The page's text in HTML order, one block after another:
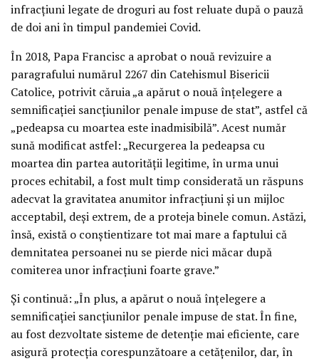
infracțiuni legate de droguri au fost reluate după o pauză
de doi ani în timpul pandemiei Covid.
În 2018, Papa Francisc a aprobat o nouă revizuire a
paragrafului numărul 2267 din Catehismul Bisericii
Catolice, potrivit căruia „a apărut o nouă înțelegere a
semnificației sancțiunilor penale impuse de stat”, astfel că
„pedeapsa cu moartea este inadmisibilă”. Acest număr
sună modificat astfel: „Recurgerea la pedeapsa cu
moartea din partea autorității legitime, în urma unui
proces echitabil, a fost mult timp considerată un răspuns
adecvat la gravitatea anumitor infracțiuni și un mijloc
acceptabil, deși extrem, de a proteja binele comun. Astăzi,
însă, există o conștientizare tot mai mare a faptului că
demnitatea persoanei nu se pierde nici măcar după
comiterea unor infracțiuni foarte grave.”
Și continuă: „În plus, a apărut o nouă înțelegere a
semnificației sancțiunilor penale impuse de stat. În fine,
au fost dezvoltate sisteme de detenție mai eficiente, care
asigură protecția corespunzătoare a cetățenilor, dar, în